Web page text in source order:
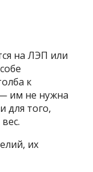
на ЛЭП или
к
им не нужна
для того,
их